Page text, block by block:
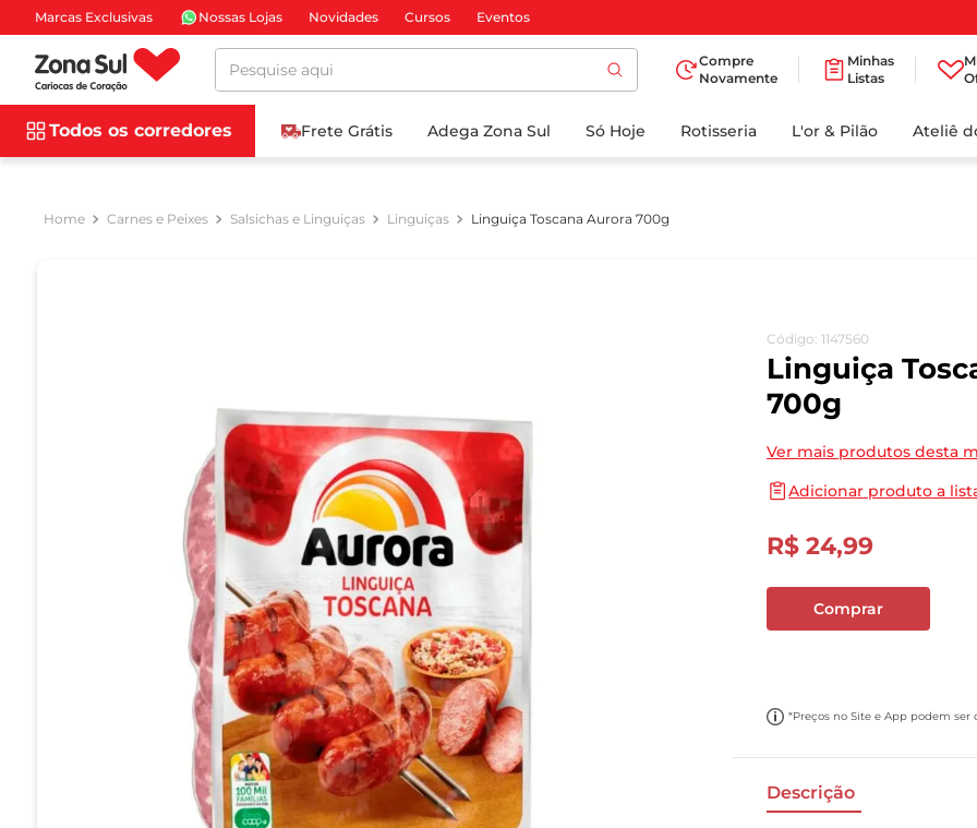
Marcas Exclusivas Nossas Lojas Novidades Cursos Eventos
Pesquise aqui
Compre
Novamente
Minhas
Listas
Todos os corredores Frete Grátis Adega Zona Sul Só Hoje Rotisseria L'or & Pilão Ateliê
Carnes e Peixes Salsichas e Linguiças Linguiças Linguiça Toscana Aurora 700g
Código: 1147560
Linguiça
700g
Ver mais produtos desta
Adicionar produto a
R$ 24,99
Comprar
*Preços no Site e App podem ser
Descrição
BUSCADOS